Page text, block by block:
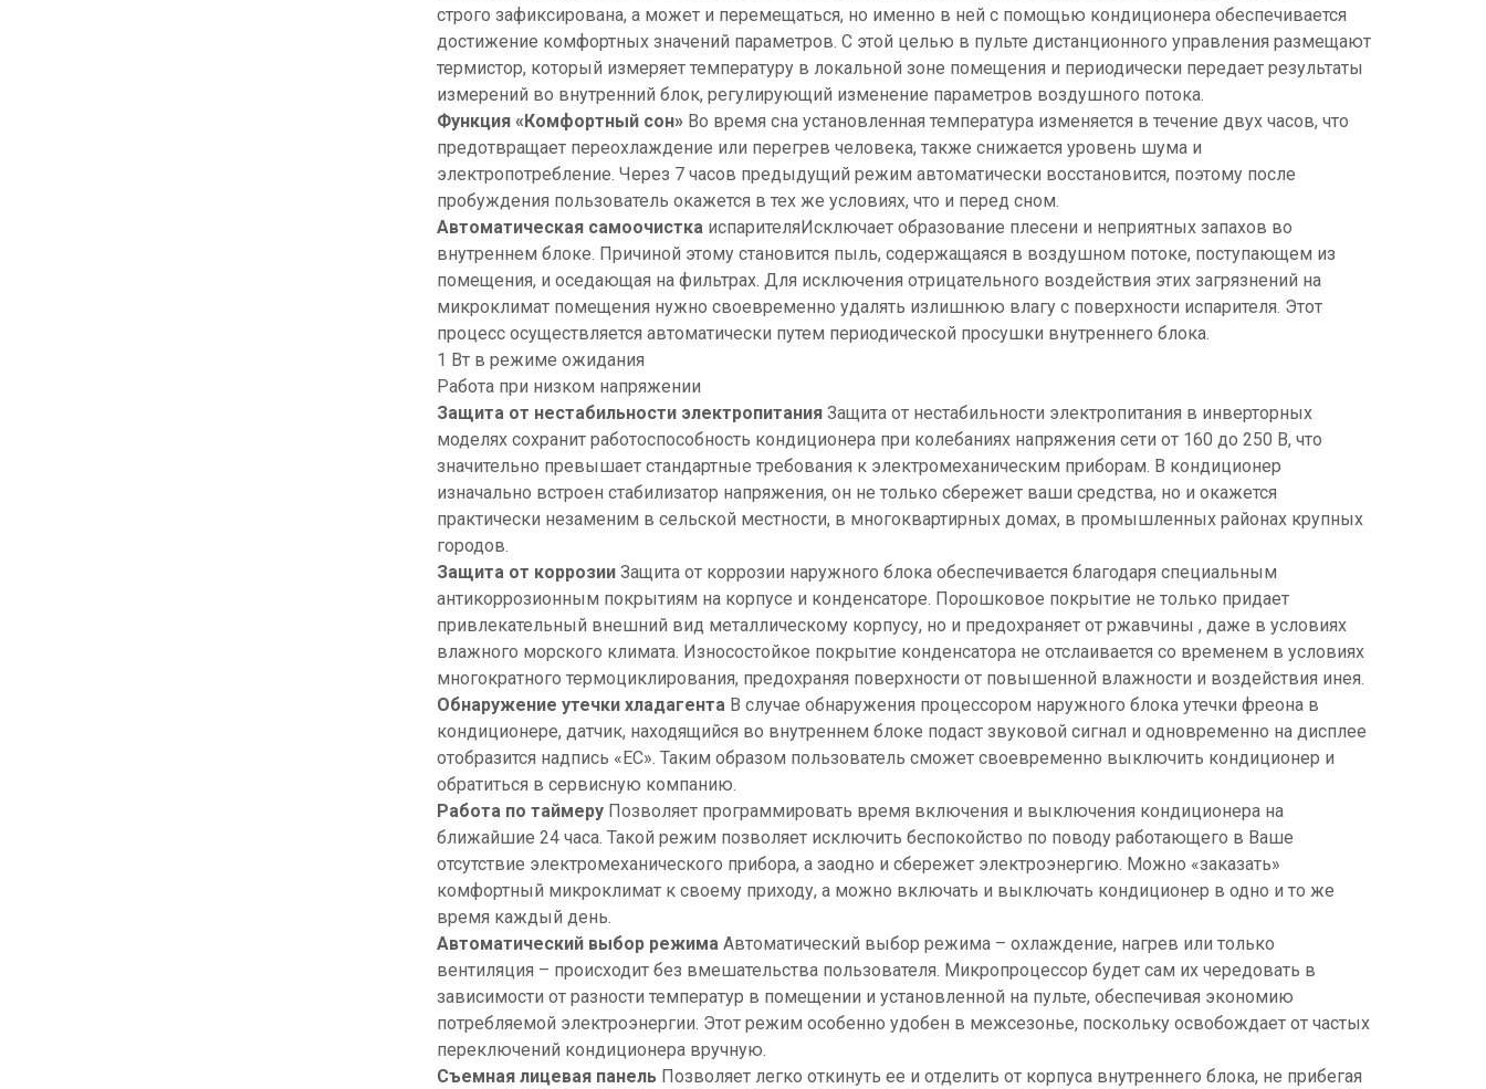
строго зафиксирована, а может и перемещаться, но именно в ней с помощью кондиционера обеспечивается
достижение комфортных значений параметров. С этой целью в пульте дистанционного управления размещают
термистор, который измеряет температуру в локальной зоне помещения и периодически передает результаты
измерений во внутренний блок, регулирующий изменение параметров воздушного потока.
Функция «Комфортный сон» Во время сна установленная температура изменяется в течение двух часов, что
предотвращает переохлаждение или перегрев человека, также снижается уровень шума и
электропотребление. Через 7 часов предыдущий режим автоматически восстановится, поэтому после
пробуждения пользователь окажется в тех же условиях, что и перед сном.
Автоматическая самоочисткаиспарителяИсключает образование плесени и неприятных запахов во
внутреннем блоке. Причиной этому становится пыль, содержащаяся в воздушном потоке, поступающем из
помещения, и оседающая на фильтрах. Для исключения отрицательного воздействия этих загрязнений на
микроклимат помещения нужно своевременно удалять излишнюю влагу с поверхности испарителя. Этот
процесс осуществляется автоматически путем периодической просушки внутреннего блока.
1 Вт в режиме ожидания
Работа при низком напряжении
Защита от нестабильности электропитания Защита от нестабильности электропитания в инверторных
моделях сохранит работоспособность кондиционера при колебаниях напряжения сети от 160 до 250 В, что
значительно превышает стандартные требования к электромеханическим приборам. В кондиционер
изначально встроен стабилизатор напряжения, он не только сбережет ваши средства, но и окажется
практически незаменим в сельской местности, в многоквартирных домах, в промышленных районах крупных
городов.
Защита от коррозии Защита от коррозии наружного блока обеспечивается благодаря специальным
антикоррозионным покрытиям на корпусе и конденсаторе. Порошковое покрытие не только придает
привлекательный внешний вид металлическому корпусу, но и предохраняет от ржавчины , даже в условиях
влажного морского климата. Износостойкое покрытие конденсатора не отслаивается со временем в условиях
многократного термоциклирования, предохраняя поверхности от повышенной влажности и воздействия инея.
Обнаружение утечки хладагента В случае обнаружения процессором наружного блока утечки фреона в
кондиционере, датчик, находящийся во внутреннем блоке подаст звуковой сигнал и одновременно на дисплее
отобразится надпись «EC». Таким образом пользователь сможет своевременно выключить кондиционер и
обратиться в сервисную компанию.
Работа по таймеру Позволяет программировать время включения и выключения кондиционера на
ближайшие 24 часа. Такой режим позволяет исключить беспокойство по поводу работающего в Ваше
отсутствие электромеханического прибора, а заодно и сбережет электроэнергию. Можно «заказать»
комфортный микроклимат к своему приходу, а можно включать и выключать кондиционер в одно и то же
время каждый день.
Автоматический выбор режима Автоматический выбор режима – охлаждение, нагрев или только
вентиляция – происходит без вмешательства пользователя. Микропроцессор будет сам их чередовать в
зависимости от разности температур в помещении и установленной на пульте, обеспечивая экономию
потребляемой электроэнергии. Этот режим особенно удобен в межсезонье, поскольку освобождает от частых
переключений кондиционера вручную.
Съемная лицевая панель Позволяет легко откинуть ее и отделить от корпуса внутреннего блока, не прибегая